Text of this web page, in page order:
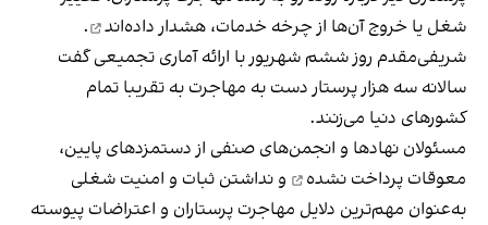
شغل یا خروج آن‌ها از چرخه خدمات، هشدار داده‌اند
.
شریفی‌مقدم روز ششم شهریور با ارائه آماری تجمیعی گفت
سالانه سه هزار پرستار دست به مهاجرت به تقریبا تمام
کشورهای دنیا می‌زنند.
مسئولان نهادها و انجمن‌های صنفی از دستمزدهای پایین،
معوقات پرداخت نشده
و نداشتن ثبات و امنیت شغلی
به‌عنوان مهم‌ترین دلایل مهاجرت پرستاران و اعتراضات پیوسته